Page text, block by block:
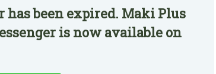
been expired. Maki Plus
is now available on